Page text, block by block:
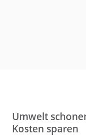
Umwelt
Kosten sparen